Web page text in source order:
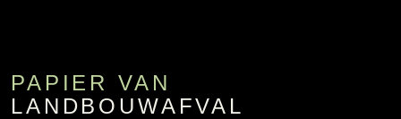
PAPIER VAN
LANDBOUWAFVAL